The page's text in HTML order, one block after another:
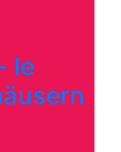
le